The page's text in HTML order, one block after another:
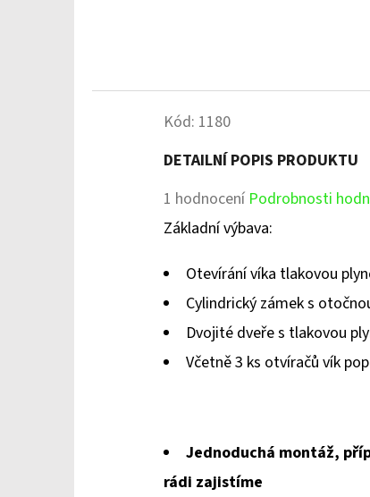
Kód: 1180
DETAILNÍ POPIS PRODUKTU
Průměrné
hodnocení
1 hodnocení Podrobnosti
Základní výbava:
Otevírání víka tlakovou
Cylindrický zámek s
Dvojité dveře s tlakovou
Včetně 3 ks otvíračů vík
Jednoduchá montáž,
rádi zajistíme